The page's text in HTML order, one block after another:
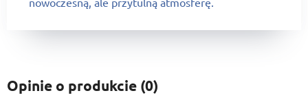
Opinie o produkcie (0)